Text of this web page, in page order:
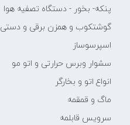
پنکه- بخور - دستگاه تصفیه هوا
گوشتکوب و همزن برقی و دستی
اسپرسوساز
سشوار وبرس حرارتی و اتو مو
انواع اتو و بخارگر
ماگ و قمقمه
سرویس قابلمه